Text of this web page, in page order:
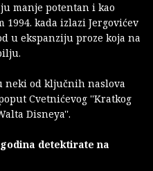
manje potentan i kao
kada izlazi Jergovićev
u ekspanziju proze koja na
neki od ključnih naslova
Cvetnićevog ''Kratkog
Disneya''.
detektirate na